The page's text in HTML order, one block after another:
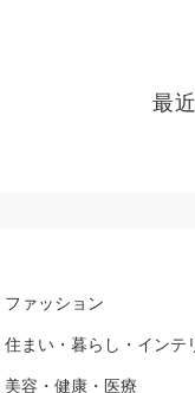
最
ファッション
住まい・暮らし・インテ
美容・健康・医療